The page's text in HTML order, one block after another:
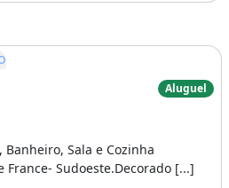
Aluguel
Sala e Cozinha
Sudoeste.Decorado [...]